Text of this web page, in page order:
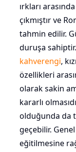
ırkları
çıkmıştır ve
tahmin edilir.
duruşa
kahverengi,
özellikleri
olarak sakin
kararlı
olduğunda da
geçebilir.
eğitilmesine